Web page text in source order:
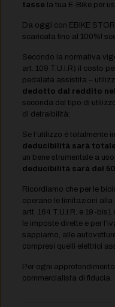
tasse la tua E-Bike per
Da oggi con EBIKE
scaricata fino al 100%!
Secondo la normativa
art. 109 T.U.I.R) il costo
pedalata assistita –
dedotto dal reddito
seconda del tipo di
di detraibilità:
Se l’utilizzo è totalmente
deducibilità sarà
un bene strumentale a
deducibilità sarà del
Ricordiamo che per le
operano le limitazioni
artt. 164 T.U.I.R. e 19-
le imposte dirette e per
sappiamo, alle
compresi quelli elettrici
Per ogni
commercialista di fiducia.